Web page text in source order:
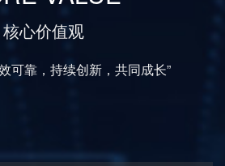
核心价值观
可靠，持续创新，共同成长”